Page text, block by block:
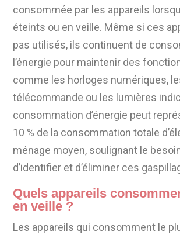
consommée par les appareils
éteints ou en veille. Même si ces
pas utilisés, ils continuent de
l’énergie pour maintenir des
comme les horloges numériques,
télécommande ou les lumières
consommation d’énergie peut
10 % de la consommation totale
ménage moyen, soulignant le
d’identifier et d’éliminer ces
Quels appareils
en veille ?
Les appareils qui consomment le